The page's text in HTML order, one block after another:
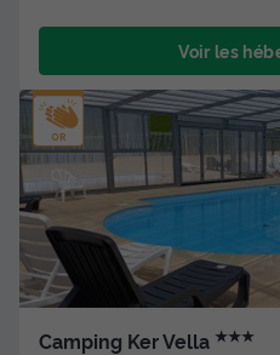
Voir les
Camping Ker Vella ★★★